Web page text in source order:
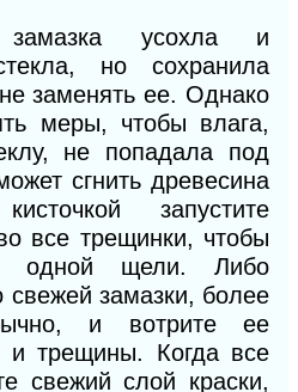
усохла и
но сохранила
заменять ее. Однако
меры, чтобы влага,
не попадала под
сгнить древесина
запустите
все трещинки, чтобы
одной щели. Либо
свежей замазки, более
и вотрите ее
трещины. Когда все
свежий слой краски,